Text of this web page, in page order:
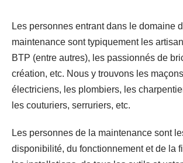
Les personnes entrant dans le domaine
maintenance sont typiquement les
BTP (entre autres), les passionnés de
création, etc. Nous y trouvons les
électriciens, les plombiers, les
les couturiers, serruriers, etc.
Les personnes de la maintenance sont
disponibilité, du fonctionnement et de la